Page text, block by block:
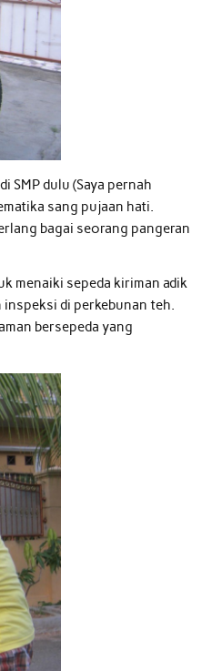
SMP dulu (Saya pernah
sang pujaan hati.
bagai seorang pangeran
menaiki sepeda kiriman adik
inspeksi di perkebunan teh.
bersepeda yang